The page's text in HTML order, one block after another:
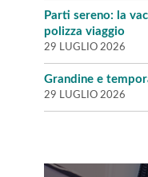
Parti sereno: la
polizza viaggio
29 LUGLIO 2026
Grandine e
29 LUGLIO 2026